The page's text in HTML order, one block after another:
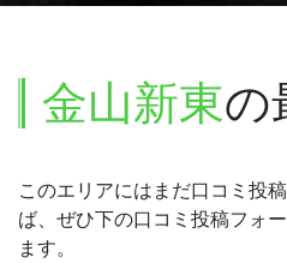
金山新東の
このエリアにはまだ口コミ投
ば、ぜひ下の口コミ投稿フォ
ます。